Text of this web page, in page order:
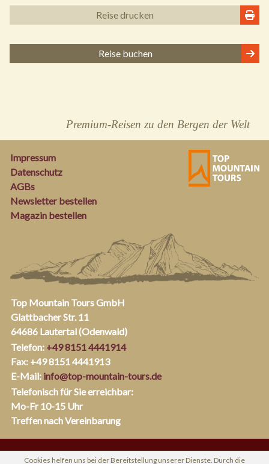
Reise drucken
Reise buchen
Premium-Reisen zu den Bergen der Welt
Impressum
Datenschutz
AGBs
Newsletter bestellen
Magazin bestellen
Top Mountain Tours GmbH
Glattbacher Str. 11
64686 Lautertal (Odenwald)
Telefon: +49 8151 4441914
Fax: +49 8151 4441913
E-Mail: info@top-mountain-tours.de
Telefonisch für Sie erreichbar:
Mo-Fr 10-15 Uhr
Treffen nach Vereinbarung
Cookies helfen uns bei der Bereitstellung unserer Dienste. Durch die